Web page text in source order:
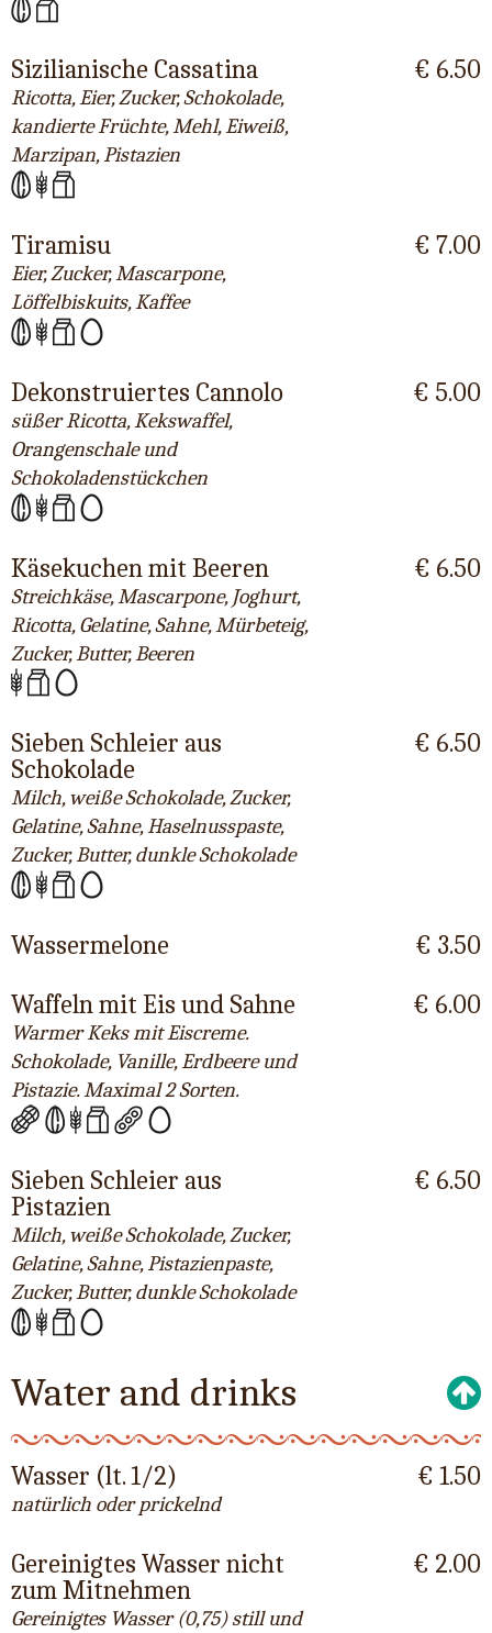
Sizilianische Cassatina
Ricotta, Eier, Zucker, Schokolade,
kandierte Früchte, Mehl, Eiweiß,
Marzipan, Pistazien
€ 6.50
Tiramisu
Eier, Zucker, Mascarpone,
Löffelbiskuits, Kaffee
€ 7.00
Dekonstruiertes Cannolo
süßer Ricotta, Kekswaffel,
Orangenschale und
Schokoladenstückchen
€ 5.00
Käsekuchen mit Beeren
Streichkäse, Mascarpone, Joghurt,
Ricotta, Gelatine, Sahne, Mürbeteig,
Zucker, Butter, Beeren
€ 6.50
Sieben Schleier aus
Schokolade
Milch, weiße Schokolade, Zucker,
Gelatine, Sahne, Haselnusspaste,
Zucker, Butter, dunkle Schokolade
€ 6.50
Wassermelone
€ 3.50
Waffeln mit Eis und Sahne
Warmer Keks mit Eiscreme.
Schokolade, Vanille, Erdbeere und
Pistazie. Maximal 2 Sorten.
€ 6.00
Sieben Schleier aus
Pistazien
Milch, weiße Schokolade, Zucker,
Gelatine, Sahne, Pistazienpaste,
Zucker, Butter, dunkle Schokolade
€ 6.50
Water and drinks
Wasser (lt. 1/2)
natürlich oder prickelnd
€ 1.50
Gereinigtes Wasser nicht
zum Mitnehmen
Gereinigtes Wasser (0,75) still und
€ 2.00